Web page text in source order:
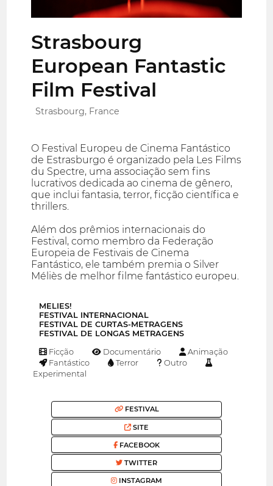
Strasbourg
European Fantastic
Film Festival
Strasbourg, France
O Festival Europeu de Cinema Fantástico
de Estrasburgo é organizado pela Les Films
du Spectre, uma associação sem fins
lucrativos dedicada ao cinema de gênero,
que inclui fantasia, terror, ficção científica e
thrillers.
Além dos prêmios internacionais do
Festival, como membro da Federação
Europeia de Festivais de Cinema
Fantástico, ele também premia o Silver
Méliès de melhor filme fantástico europeu.
MELIES!
FESTIVAL INTERNACIONAL
FESTIVAL DE CURTAS-METRAGENS
FESTIVAL DE LONGAS METRAGENS
Ficção Documentário
Animação
Fantástico
Terror
Outro
Experimental
FESTIVAL
SITE
FACEBOOK
TWITTER
INSTAGRAM